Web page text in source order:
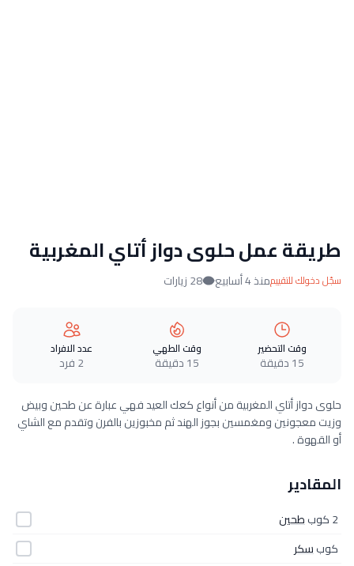
طريقة عمل حلوى دواز أتاي المغربية
سجّل دخولك للتقييممنذ 4 أسابيع 28 زيارات
وقت التحضير
15 دقيقة
وقت الطهي
15 دقيقة
عدد الافراد
2 فرد
حلوى دواز أتاي المغربية من أنواع كعك العيد فهي عبارة عن طحين وبيض
وزيت معجونين ومغمسين بجوز الهند ثم مخبوزين بالفرن وتقدم مع الشاي
أو القهوة .
المقادير
2 كوب
طحين
كوبسكر